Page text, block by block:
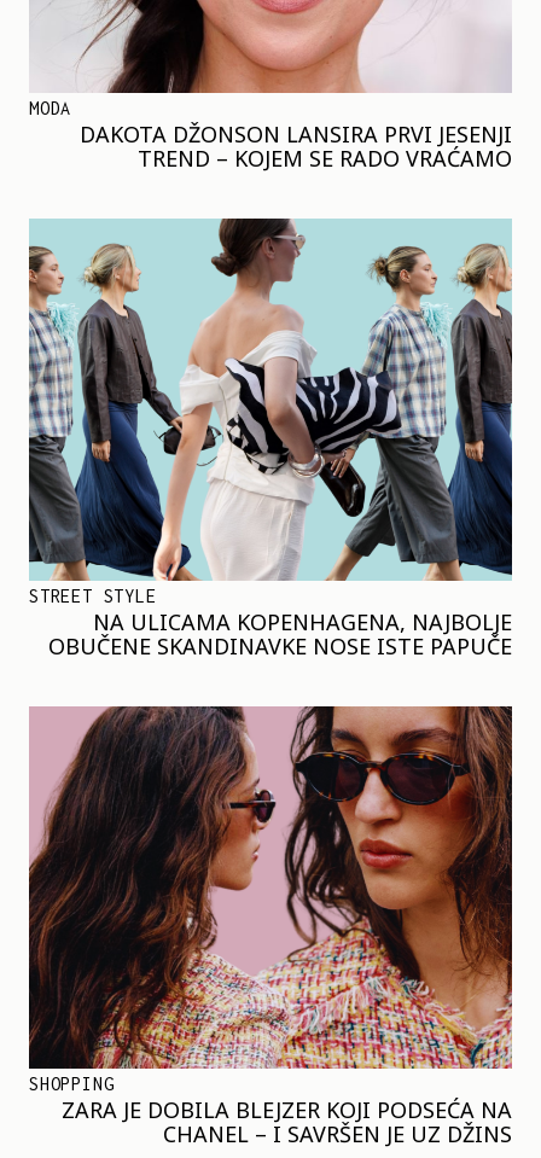
MODA
DAKOTA DŽONSON LANSIRA PRVI JESENJI
TREND – KOJEM SE RADO VRAĆAMO
STREET STYLE
NA ULICAMA KOPENHAGENA, NAJBOLJE
OBUČENE SKANDINAVKE NOSE ISTE PAPUČE
SHOPPING
ZARA JE DOBILA BLEJZER KOJI PODSEĆA NA
CHANEL – I SAVRŠEN JE UZ DŽINS